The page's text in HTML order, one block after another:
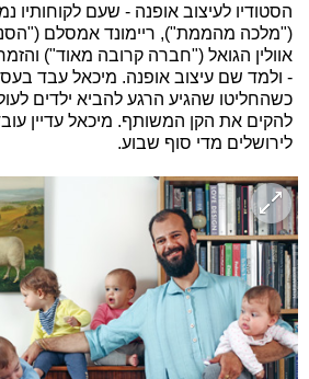
הסטודיו לעיצוב אופנה - שעם לקוחותיו
("מלכה מהממת"), ריימונד אמסלם
אוולין הגואל ("חברה קרובה מאוד")
- ולמד שם עיצוב אופנה. מיכאל עבד
כשהחליטו שהגיע הרגע להביא ילדים
להקים את הקן המשותף. מיכאל עדיין
לירושלים מדי סוף שבוע.